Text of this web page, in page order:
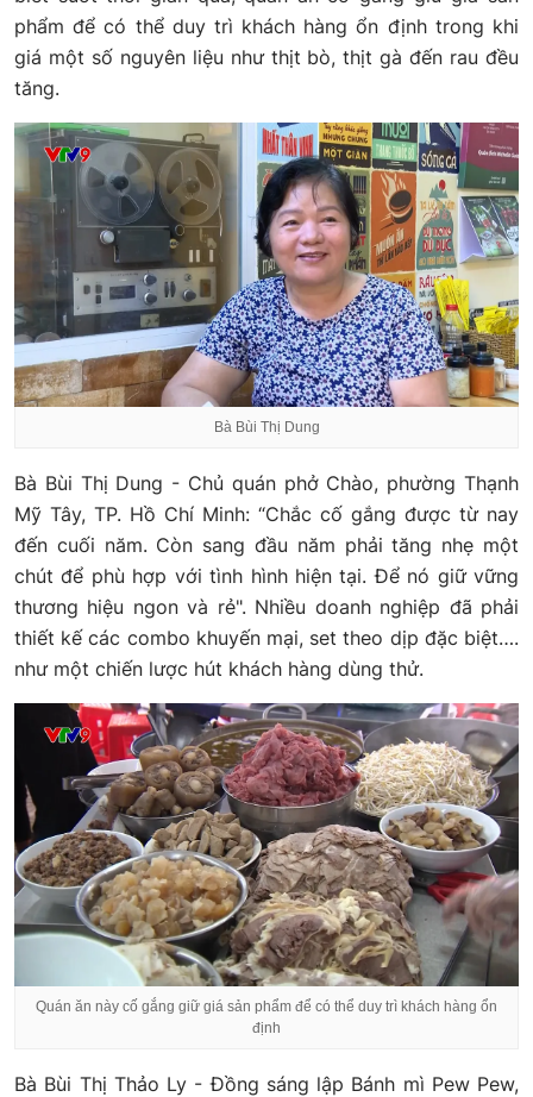
phẩm để có thể duy trì khách hàng ổn định trong khi
giá một số nguyên liệu như thịt bò, thịt gà đến rau đều
tăng.
Bà Bùi Thị Dung
Bà Bùi Thị Dung - Chủ quán phở Chào, phường Thạnh
Mỹ Tây, TP. Hồ Chí Minh: “Chắc cố gắng được từ nay
đến cuối năm. Còn sang đầu năm phải tăng nhẹ một
chút để phù hợp với tình hình hiện tại. Để nó giữ vững
thương hiệu ngon và rẻ". Nhiều doanh nghiệp đã phải
thiết kế các combo khuyến mại, set theo dịp đặc biệt….
như một chiến lược hút khách hàng dùng thử.
Quán ăn này cố gắng giữ giá sản phẩm để có thể duy trì khách hàng ổn
định
Bà Bùi Thị Thảo Ly - Đồng sáng lập Bánh mì Pew Pew,